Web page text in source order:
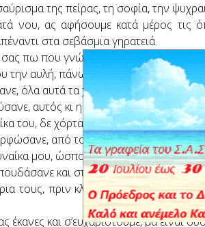
της πείρας, τη σοφία, την
νου, ας αφήσουμε κατά μέρος τις
στα σεβάσμια γηρατειά.
πω που γνώρισα έναν γέρο,
την αυλή, πάνω σ’ένα παγκάκι, κάθεται
όλα αυτά τα χρόνια και βλέπει πώς
αυτός κι η φαμελιά του, η όμορφη
του, δε χόρταιναν δουλειά, θέλανε
από το υστέρημά τους,
μου, ώσπου να μεγαλώσουν,
και στην Αμερική, κάνανε
τους, πριν κλείσει ένας χρόνος,
έκανες και σ’ευχαριστούμε, μα είναι